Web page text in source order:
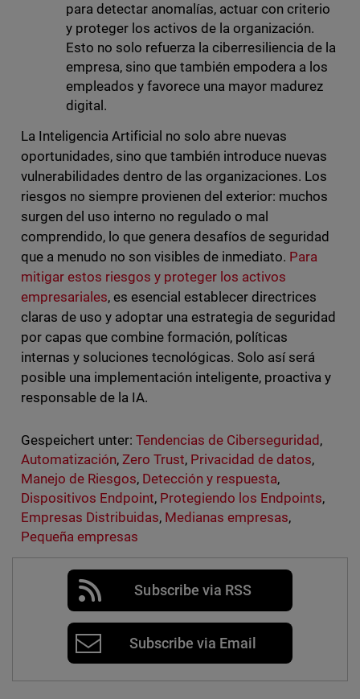
para detectar anomalías, actuar con criterio
y proteger los activos de la organización.
Esto no solo refuerza la ciberresiliencia de la
empresa, sino que también empodera a los
empleados y favorece una mayor madurez
digital.
La Inteligencia Artificial no solo abre nuevas
oportunidades, sino que también introduce nuevas
vulnerabilidades dentro de las organizaciones. Los
riesgos no siempre provienen del exterior: muchos
surgen del uso interno no regulado o mal
comprendido, lo que genera desafíos de seguridad
que a menudo no son visibles de inmediato. Para
mitigar estos riesgos y proteger los activos
empresariales, es esencial establecer directrices
claras de uso y adoptar una estrategia de seguridad
por capas que combine formación, políticas
internas y soluciones tecnológicas. Solo así será
posible una implementación inteligente, proactiva y
responsable de la IA.
Gespeichert unter: Tendencias de Ciberseguridad ,
Automatización, Zero Trust, Privacidad de datos,
Manejo de Riesgos, Detección y respuesta,
Dispositivos Endpoint, Protegiendo los Endpoints,
Empresas Distribuidas, Medianas empresas,
Pequeña empresas
Subscribe via RSS
Subscribe via Email